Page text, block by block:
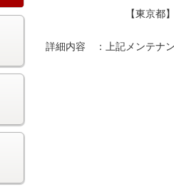
【東京都】
詳細内容　：上記メンテナ